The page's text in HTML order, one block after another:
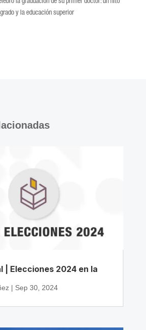
y la educación superior
| Elecciones 2024 en la
| Sep 30, 2024